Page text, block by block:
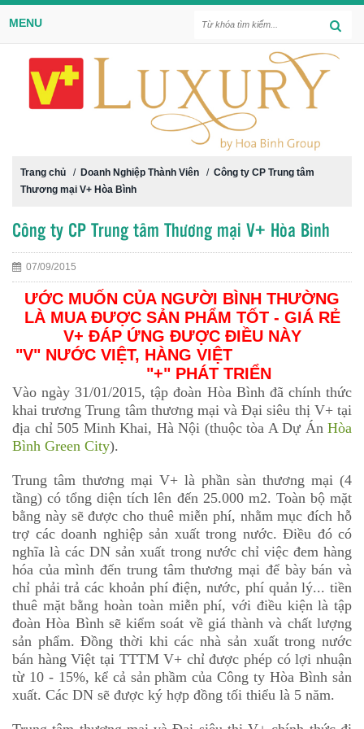
MENU
Trang chủ / Doanh Nghiệp Thành Viên / Công ty CP Trung tâm
Thương mại V+ Hòa Bình
Công ty CP Trung tâm Thương mại V+ Hòa Bình
07/09/2015
ƯỚC MUỐN CỦA NGƯỜI BÌNH THƯỜNG
LÀ MUA ĐƯỢC SẢN PHẨM TỐT - GIÁ RẺ
V+ ĐÁP ỨNG ĐƯỢC ĐIỀU NÀY
"V" NƯỚC VIỆT, HÀNG VIỆT
"+" PHÁT TRIỂN
Vào ngày 31/01/2015, tập đoàn Hòa Bình đã chính thức
khai trương Trung tâm thương mại và Đại siêu thị V+ tại
địa chỉ 505 Minh Khai, Hà Nội (thuộc tòa A Dự Án Hòa
Bình Green City).
Trung tâm thương mại V+ là phần sàn thương mại (4
tầng) có tổng diện tích lên đến 25.000 m2. Toàn bộ mặt
bằng này sẽ được cho thuê miễn phí, nhằm mục đích hỗ
trợ các doanh nghiệp sản xuất trong nước. Điều đó có
nghĩa là các DN sản xuất trong nước chỉ việc đem hàng
hóa của mình đến trung tâm thương mại để bày bán và
chỉ phải trả các khoản phí điện, nước, phí quản lý... tiền
thuê mặt bằng hoàn toàn miễn phí, với điều kiện là tập
đoàn Hòa Bình sẽ kiểm soát về giá thành và chất lượng
sản phẩm. Đồng thời khi các nhà sản xuất trong nước
bán hàng Việt tại TTTM V+ chỉ được phép có lợi nhuận
từ 10 - 15%, kể cả sản phầm của Công ty Hòa Bình sản
xuất. Các DN sẽ được ký hợp đồng tối thiểu là 5 năm.